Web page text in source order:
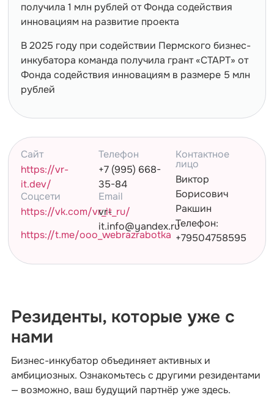
получила 1 млн рублей от Фонда содействия
инновациям на развитие проекта
В 2025 году при содействии Пермского бизнес-
инкубатора команда получила грант «СТАРТ» от
Фонда содействия инновациям в размере 5 млн
рублей
Сайт
https://vr-
it.dev/
Cоцсети
https://vk.com/vr_it_ru/
https://t.me/ooo_webrazrabotka
Телефон
+7 (995) 668-
35-84
Email
vr-
it.info@yandex.ru
Контактное
лицо
Виктор
Борисович
Ракшин
Телефон:
+79504758595
Резиденты, которые уже с
нами
Бизнес-инкубатор объединяет активных и
амбициозных. Ознакомьтесь с другими резидентами
— возможно, ваш будущий партнёр уже здесь.